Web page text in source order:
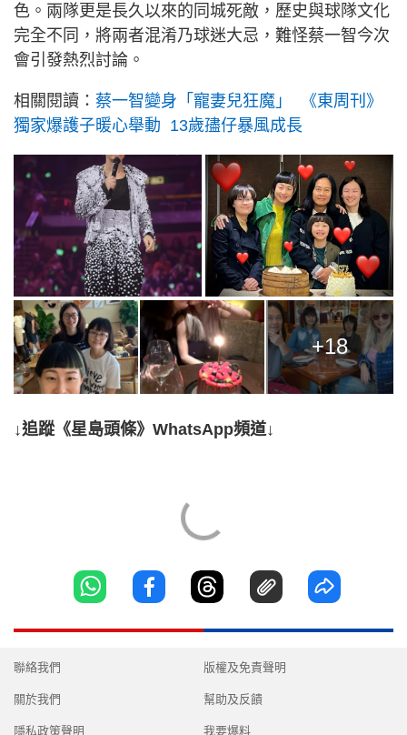
色。兩隊更是長久以來的同城死敵，歷史與球隊文化
完全不同，將兩者混淆乃球迷大忌，難怪蔡一智今次
會引發熱烈討論。
相關閱讀： 蔡一智變身「寵妻兒狂魔」 《東周刊》
獨家爆護子暖心舉動 13歲孻仔暴風成長
+18
↓追蹤《星島頭條》WhatsApp頻道↓
聯絡我們
關於我們
隱私政策聲明
版權及免責聲明
幫助及反饋
我要爆料